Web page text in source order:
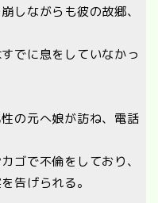
しながらも彼の故郷、
でに息をしていなかっ
の元へ娘が訪ね、電話
ゴで不倫をしており、
告げられる。